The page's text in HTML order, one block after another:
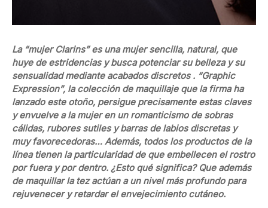
La “mujer Clarins” es una mujer sencilla, natural, que
huye de estridencias y busca potenciar su belleza y su
sensualidad mediante acabados discretos . “Graphic
Expression”, la colección de maquillaje que la firma ha
lanzado este otoño, persigue precisamente estas claves
y envuelve a la mujer en un romanticismo de sobras
cálidas, rubores sutiles y barras de labios discretas y
muy favorecedoras… Además, todos los productos de la
línea tienen la particularidad de que embellecen el rostro
por fuera y por dentro. ¿Esto qué significa? Que además
de maquillar la tez actúan a un nivel más profundo para
rejuvenecer y retardar el envejecimiento cutáneo.